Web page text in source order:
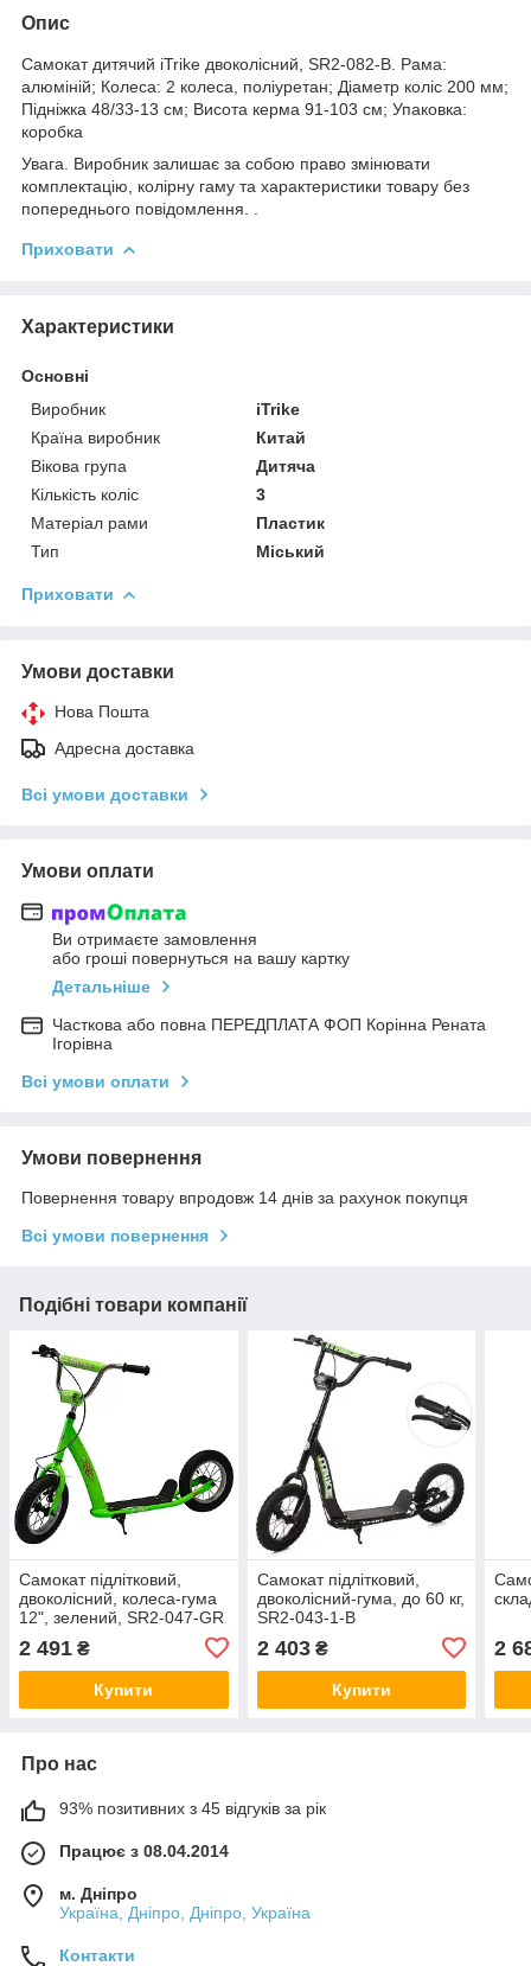
Опис
Самокат дитячий iTrike двоколісний, SR2-082-B. Рама:
алюміній; Колеса: 2 колеса, поліуретан; Діаметр коліс 200 мм;
Підніжка 48/33-13 см; Висота керма 91-103 см; Упаковка:
коробка
Увага. Виробник залишає за собою право змінювати
комплектацію, колірну гаму та характеристики товару без
попереднього повідомлення. .
Приховати
Характеристики
Основні
Виробник
iTrike
Країна виробник
Китай
Вікова група
Дитяча
Кількість коліс
3
Матеріал рами
Пластик
Тип
Міський
Приховати
Умови доставки
Нова Пошта
Адресна доставка
Всі умови доставки
Умови оплати
Ви отримаєте замовлення
або гроші повернуться на вашу картку
Детальніше
Часткова або повна ПЕРЕДПЛАТА ФОП Корінна Рената
Ігорівна
Всі умови оплати
Умови повернення
Повернення товару впродовж 14 днів за рахунок покупця
Всі умови повернення
Подібні товари компанії
Самокат підлітковий,
двоколісний, колеса-гума
12", зелений, SR2-047-GR
2 491 ₴
Купити
Самокат підлітковий,
двоколісний-гума, до 60 кг,
SR2-043-1-B
2 403₴
Купити
2
Про нас
93% позитивних з 45 відгуків за рік
Працює з 08.04.2014
м. Дніпро
Україна, Дніпро, Дніпро, Україна
Контакти